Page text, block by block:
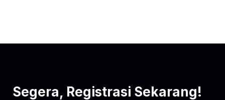
Segera, Registrasi Sekarang!